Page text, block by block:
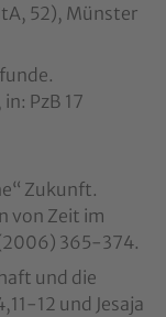
52), Münster
PzB 17
Zukunft.
von Zeit im
365-374.
und die
12 und Jesaja